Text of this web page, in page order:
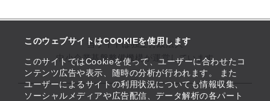
このウェブサイトはCOOKIEを使用します
このサイトではCookieを使って、ユーザーに合わせたコ
ンテンツ広告や表示、随時の分析が行われます。 また
ユーザーによるサイトの利用状況についても情報収集、
ソーシャルメディアや広告配信、データ解析の各パート
当サイトは独立行政法人
中小企業基盤整備機構が運営しています